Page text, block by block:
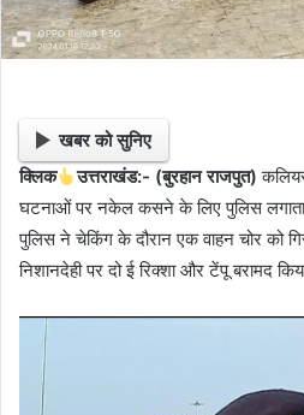
खबर को सुनिए
क्लिक
उत्तराखंड:- (बुरहान राजपुत)
घटनाओं पर नकेल कसने के लिए पुलिस
पुलिस ने चेकिंग के दौरान एक वाहन चोर को
निशानदेही पर दो ई रिक्शा और टेंपू बरामद